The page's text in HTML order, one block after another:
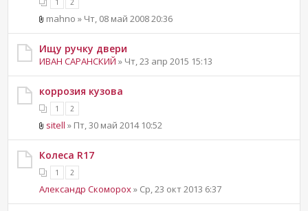
mahno » Чт, 08 май 2008 20:36
Ищу ручку двери
ИВАН САРАНСКИЙ » Чт, 23 апр 2015 15:13
коррозия кузова
1 2
sitell » Пт, 30 май 2014 10:52
Колеса R17
1 2
Александр Скоморох» Ср, 23 окт 2013 6:37